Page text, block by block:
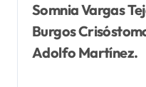
Somnia Vargas
Burgos
Adolfo Martínez.